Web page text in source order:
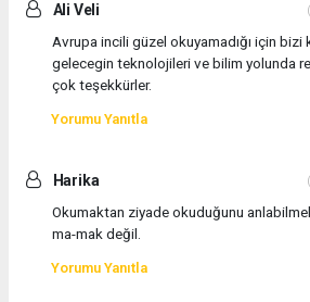
Ali Veli
Avrupa incili güzel okuyamadığı için bizi
gelecegin teknolojileri ve bilim yolunda
çok teşekkürler.
Yorumu Yanıtla
Harika
Okumaktan ziyade okuduğunu
ma-mak değil.
Yorumu Yanıtla